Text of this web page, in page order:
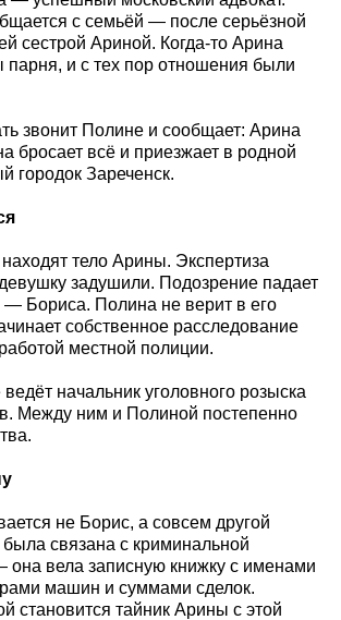
с семьёй — после серьёзной
сестрой Ариной. Когда-то Арина
парня, и с тех пор отношения были
звонит Полине и сообщает: Арина
бросает всё и приезжает в родной
городок Зареченск.
тело Арины. Экспертиза
задушили. Подозрение падает
Бориса. Полина не верит в его
собственное расследование
местной полиции.
начальник уголовного розыска
Между ним и Полиной постепенно
не Борис, а совсем другой
связана с криминальной
она вела записную книжку с именами
машин и суммами сделок.
становится тайник Арины с этой